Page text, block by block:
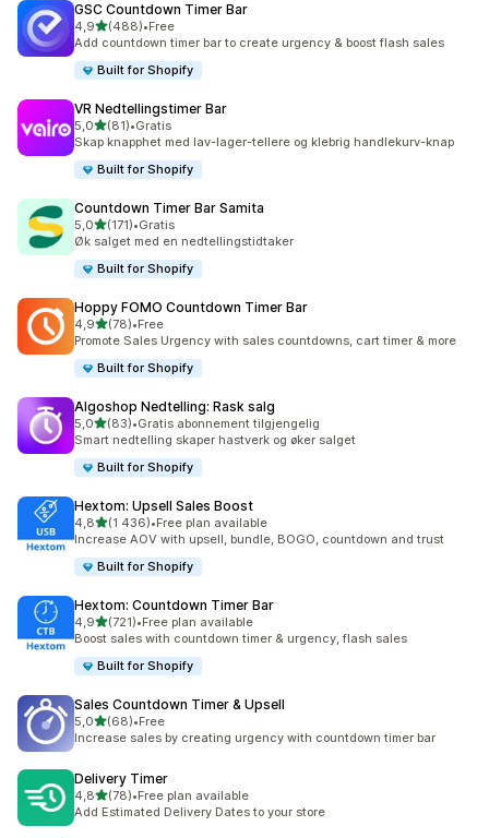
GSC Countdown Timer Bar
4,9av 5 stjerner
(488)
Totalt 488 omtaler
•Free
Add countdown timer bar to create urgency & boost flash sales
Built for Shopify
VR Nedtellingstimer Bar
5,0av 5 stjerner
(81)
Totalt 81 omtaler
•Gratis
Skap knapphet med lav-lager-tellere og klebrig handlekurv-knap
Built for Shopify
Countdown Timer Bar Samita
5,0av 5 stjerner
(171)
Totalt 171 omtaler
•Gratis
Øk salget med en nedtellingstidtaker
Built for Shopify
Hoppy FOMO Countdown Timer Bar
4,9av 5 stjerner
(78)
Totalt 78 omtaler
•Free
Promote Sales Urgency with sales countdowns, cart timer & more
Built for Shopify
Algoshop Nedtelling: Rask salg
5,0av 5 stjerner
(83)
Totalt 83 omtaler
•Gratis abonnement tilgjengelig
Smart nedtelling skaper hastverk og øker salget
Built for Shopify
Hextom: Upsell Sales Boost
4,8av 5 stjerner
(1 436)
Totalt 1436 omtaler
•Free plan available
Increase AOV with upsell, bundle, BOGO, countdown and trust
Built for Shopify
Hextom: Countdown Timer Bar
4,9av 5 stjerner
(721)
Totalt 721 omtaler
•Free plan available
Boost sales with countdown timer & urgency, flash sales
Built for Shopify
Sales Countdown Timer & Upsell
5,0av 5 stjerner
(68)
Totalt 68 omtaler
•Free
Increase sales by creating urgency with countdown timer bar
Delivery Timer
4,8av 5 stjerner
(78)
Totalt 78 omtaler
•Free plan available
Add Estimated Delivery Dates to your store